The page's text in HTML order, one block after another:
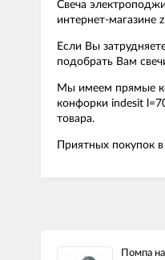
Свеча
интернет-магазине
Если Вы
подобрать Вам
Мы имеем прямые
конфорки indesit
товара.
Приятных покупок
Помпа